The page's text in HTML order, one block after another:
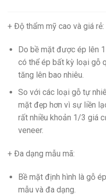
+ Độ thẩm mỹ cao và giá rẻ:
Do bề mặt được ép lên
có thể ép bất kỳ loại gỗ
tăng lên bao nhiêu.
So với các loại gỗ tự
mặt đẹp hơn vì sự liền
rất nhiều khoản 1/3 giá
veneer.
+ Đa dạng mẫu mã:
Bề mặt định hình là gỗ
mẫu và đa dạng.